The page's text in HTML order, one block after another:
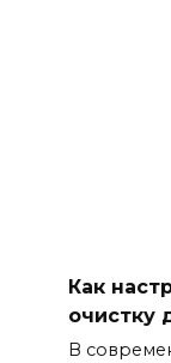
Как
очистку
В